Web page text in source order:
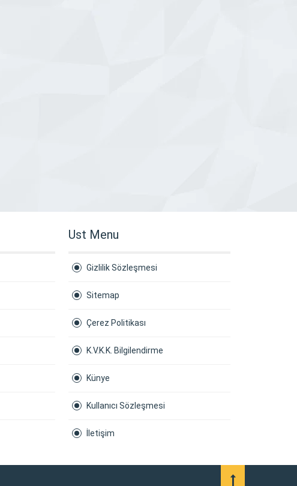
Ust Menu
Gizlilik Sözleşmesi
Sitemap
Çerez Politikası
K.V.K.K. Bilgilendirme
Künye
Kullanıcı Sözleşmesi
İletişim